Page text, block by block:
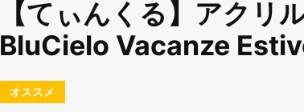
【てぃんくる】アクリ
BluCielo Vacanze
オススメ